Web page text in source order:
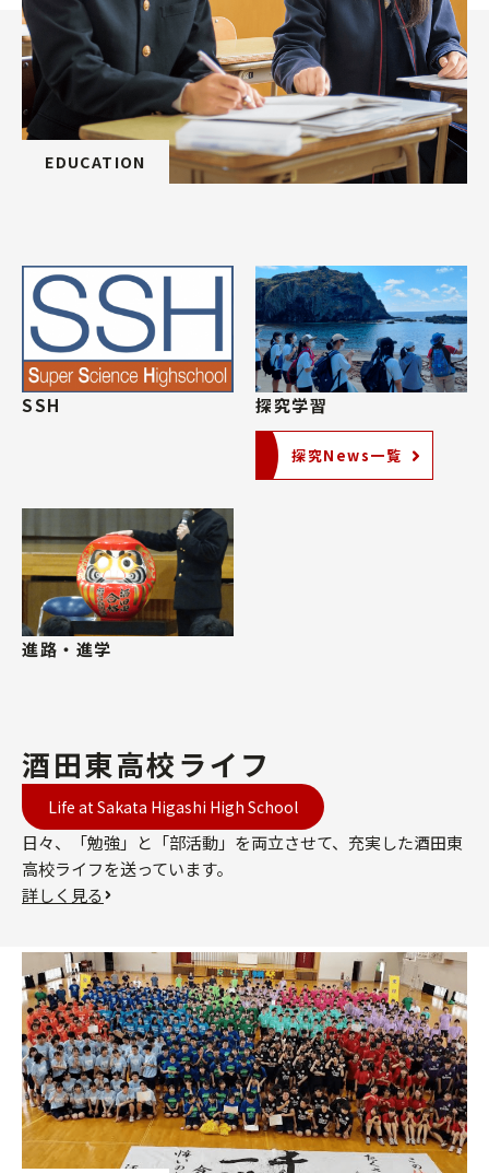
EDUCATION
SSH 探究学習
探究News一覧
進路・進学
酒田東高校ライフ
Life at Sakata Higashi High School
日々、「勉強」と「部活動」を両立させて、充実した酒田東
高校ライフを送っています。
詳しく見る